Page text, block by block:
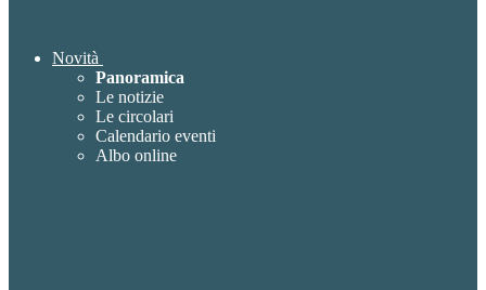
Novità
Panoramica
Le notizie
Le circolari
Calendario eventi
Albo online